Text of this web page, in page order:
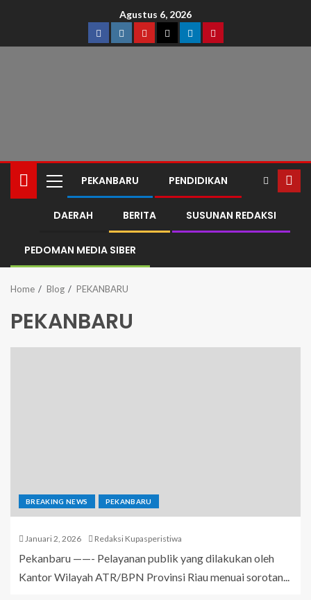
Agustus 6, 2026
PEKANBARU PENDIDIKAN
DAERAH BERITA SUSUNAN REDAKSI
PEDOMAN MEDIA SIBER
Home Blog PEKANBARU
PEKANBARU
BREAKING NEWS PEKANBARU
Januari 2, 2026 Redaksi Kupasperistiwa
Pekanbaru ——- Pelayanan publik yang dilakukan oleh
Kantor Wilayah ATR/BPN Provinsi Riau menuai sorotan...